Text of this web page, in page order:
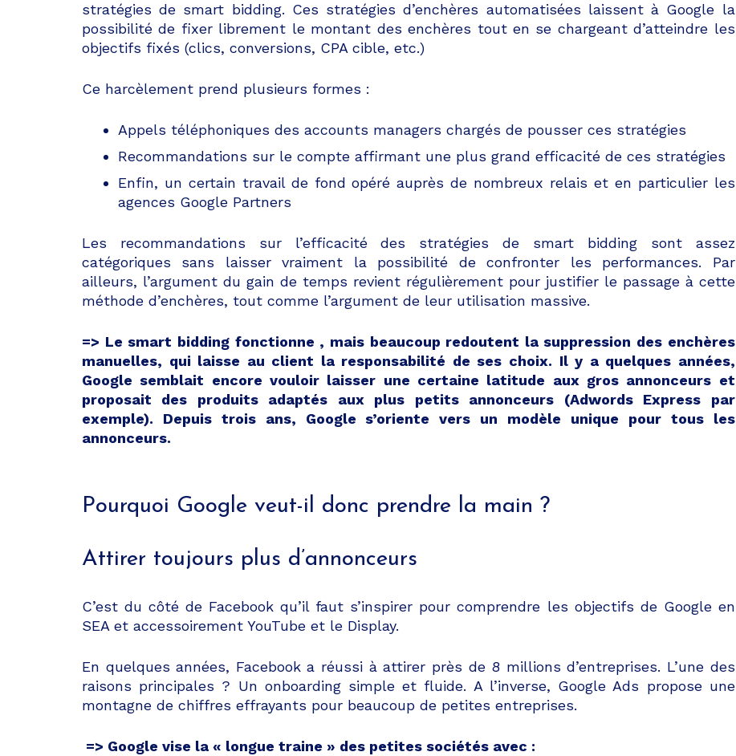
stratégies de smart bidding. Ces stratégies d’enchères automatisées laissent à Google la
possibilité de fixer librement le montant des enchères tout en se chargeant d’atteindre les
objectifs fixés (clics, conversions, CPA cible, etc.)
Ce harcèlement prend plusieurs formes :
Appels téléphoniques des accounts managers chargés de pousser ces stratégies
Recommandations sur le compte affirmant une plus grand efficacité de ces stratégies
Enfin, un certain travail de fond opéré auprès de nombreux relais et en particulier les
agences Google Partners
Les recommandations sur l’efficacité des stratégies de smart bidding sont assez
catégoriques sans laisser vraiment la possibilité de confronter les performances. Par
ailleurs, l’argument du gain de temps revient régulièrement pour justifier le passage à cette
méthode d’enchères, tout comme l’argument de leur utilisation massive.
=> Le smart bidding fonctionne , mais beaucoup redoutent la suppression des enchères
manuelles, qui laisse au client la responsabilité de ses choix. Il y a quelques années,
Google semblait encore vouloir laisser une certaine latitude aux gros annonceurs et
proposait des produits adaptés aux plus petits annonceurs (Adwords Express par
exemple). Depuis trois ans, Google s’oriente vers un modèle unique pour tous les
annonceurs.
Pourquoi Google veut-il donc prendre la main ?
Attirer toujours plus d’annonceurs
C’est du côté de Facebook qu’il faut s’inspirer pour comprendre les objectifs de Google en
SEA et accessoirement YouTube et le Display.
En quelques années, Facebook a réussi à attirer près de 8 millions d’entreprises. L’une des
raisons principales ? Un onboarding simple et fluide. A l’inverse, Google Ads propose une
montagne de chiffres effrayants pour beaucoup de petites entreprises.
=> Google vise la « longue traine » des petites sociétés avec :